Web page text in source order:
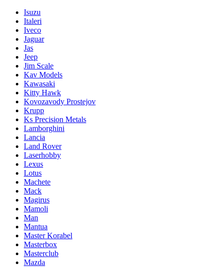
Isuzu
Italeri
Iveco
Jaguar
Jas
Jeep
Jim Scale
Kav Models
Kawasaki
Kitty Hawk
Kovozavody Prostejov
Krupp
Ks Precision Metals
Lamborghini
Lancia
Land Rover
Laserhobby
Lexus
Lotus
Machete
Mack
Magirus
Mamoli
Man
Mantua
Master Korabel
Masterbox
Masterclub
Mazda